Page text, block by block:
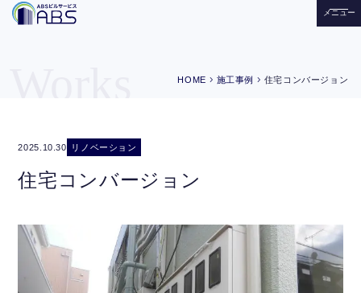
メニュー
HOME chevron_right 施工事例 chevron_right住宅コンバージョン
2025.10.30 リノベーション
住宅コンバージョン